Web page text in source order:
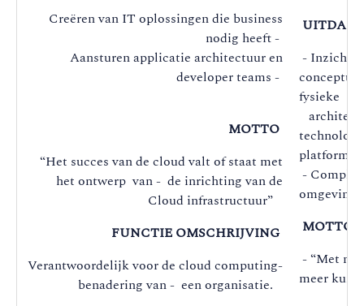
Creëren van IT oplossingen die business
nodig heeft -
Aansturen applicatie architectuur en
developer teams -
MOTTO
“Het succes van de cloud valt of staat met
het ontwerp van - de inrichting van de
Cloud infrastructuur”
FUNCTIE OMSCHRIJVING
Verantwoordelijk voor de cloud computing-
benadering van - een organisatie.
- Inzicht
fysieke
platforms
-
MOTTO
- “Met
meer